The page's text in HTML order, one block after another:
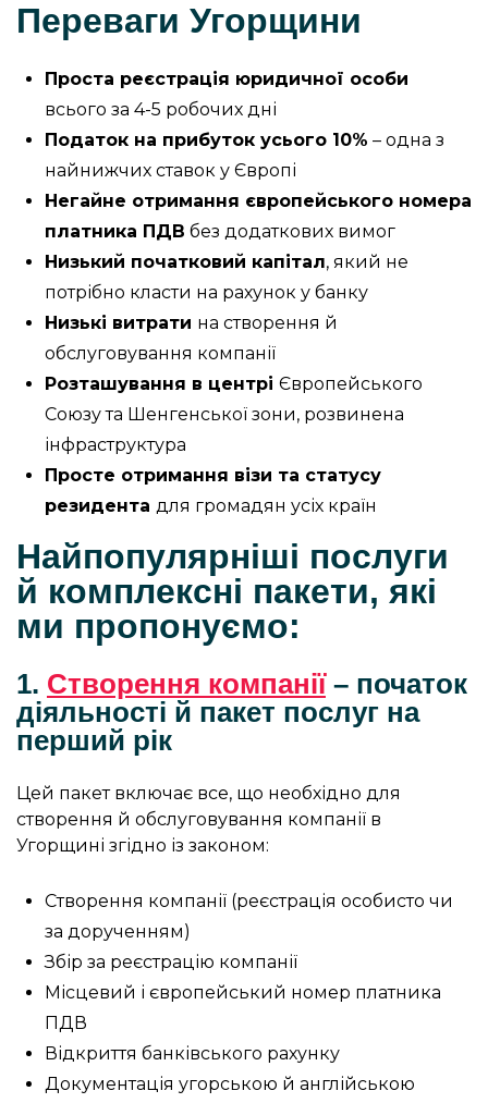
Переваги Угорщини
Проста реєстрація юридичної особи
всього за 4-5 робочих дні
Податок на прибуток усього 10% – одна з
найнижчих ставок у Європі
Негайне отримання європейського номера
платника ПДВ без додаткових вимог
Низький початковий капітал, який не
потрібно класти на рахунок у банку
Низькі витрати на створення й
обслуговування компанії
Розташування в центрі Європейського
Союзу та Шенгенської зони, розвинена
інфраструктура
Просте отримання візи та статусу
резидента для громадян усіх країн
Найпопулярніші послуги
й комплексні пакети, які
ми пропонуємо:
1. Створення компанії– початок
діяльності й пакет послуг на
перший рік
Цей пакет включає все, що необхідно для
створення й обслуговування компанії в
Угорщині згідно із законом:
Створення компанії (реєстрація особисто чи
за дорученням)
Збір за реєстрацію компанії
Місцевий і європейський номер платника
ПДВ
Відкриття банківського рахунку
Документація угорською й англійською